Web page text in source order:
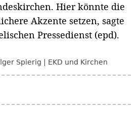
Hier könnte die
Akzente setzen, sagte
Pressedienst (epd).
Spierig EKD und Kirchen